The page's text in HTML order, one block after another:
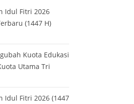
Idul Fitri 2026
(1447 H)
Kuota Edukasi
Utama Tri
Idul Fitri 2026 (1447